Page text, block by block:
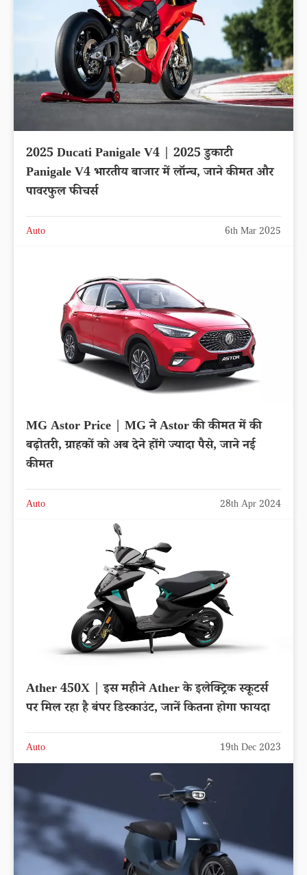
2025 Ducati Panigale V4 | 2025 डुकाटी
Panigale V4 भारतीय बाजार में लॉन्च, जाने कीमत और
पावरफुल फीचर्स
Auto 6th Mar 2025
MG Astor Price | MG ने Astor की कीमत में की
बढ़ोतरी, ग्राहकों को अब देने होंगे ज्यादा पैसे, जाने नई
कीमत
Auto 28th Apr 2024
Ather 450X | इस महीने Ather के इलेक्ट्रिक स्कूटर्स
पर मिल रहा है बंपर डिस्काउंट, जानें कितना होगा फायदा
Auto 19th Dec 2023